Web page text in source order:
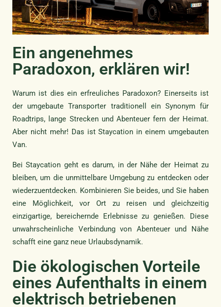
Ein angenehmes
Paradoxon, erklären wir!
Warum ist dies ein erfreuliches Paradoxon? Einerseits ist
der umgebaute Transporter traditionell ein Synonym für
Roadtrips, lange Strecken und Abenteuer fern der Heimat.
Aber nicht mehr! Das ist Staycation in einem umgebauten
Van.
Bei Staycation geht es darum, in der Nähe der Heimat zu
bleiben, um die unmittelbare Umgebung zu entdecken oder
wiederzuentdecken. Kombinieren Sie beides, und Sie haben
eine Möglichkeit, vor Ort zu reisen und gleichzeitig
einzigartige, bereichernde Erlebnisse zu genießen. Diese
unwahrscheinliche Verbindung von Abenteuer und Nähe
schafft eine ganz neue Urlaubsdynamik.
Die ökologischen Vorteile
eines Aufenthalts in einem
elektrisch betriebenen